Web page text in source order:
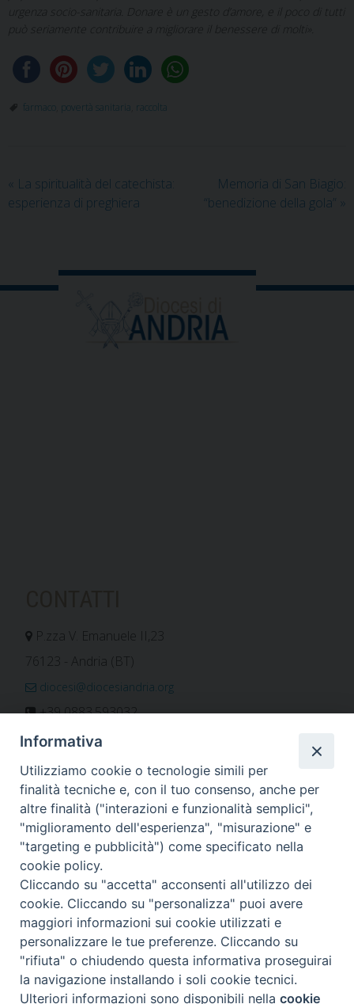
urgenza socio-sanitaria. Donare è un gesto d’amore, e il poco di tutti
farmaco povertà sanitaria raccolta
« La spiritualità del catechista:
esperienza di preghiera
Memoria di San Biagio:
“benedizione della gola” »
P.zza V. Emanuele II,23
76123 - Andria (BT)
diocesi@diocesiandria.org
+39 0883.593032
+39 0883.592596
ORARIO E CALENDARI
Orari uffici
Calendario diocesano
Orario messe
Per invio di comunicati, notizie e segnalazioni scrivere a:
stampa@diocesiandria.org
Informativa
Utilizziamo cookie o tecnologie simili per
finalità tecniche e, con il tuo consenso, anche per
altre finalità ("interazioni e funzionalità semplici",
"miglioramento dell'esperienza", "misurazione" e
"targeting e pubblicità") come specificato nella
cookie policy.
Cliccando su "accetta" acconsenti all'utilizzo dei
cookie. Cliccando su "personalizza" puoi avere
maggiori informazioni sui cookie utilizzati e
personalizzare le tue preferenze. Cliccando su
"rifiuta" o chiudendo questa informativa proseguirai
la navigazione installando i soli cookie tecnici.
Ulteriori informazioni sono disponibili nellacookie